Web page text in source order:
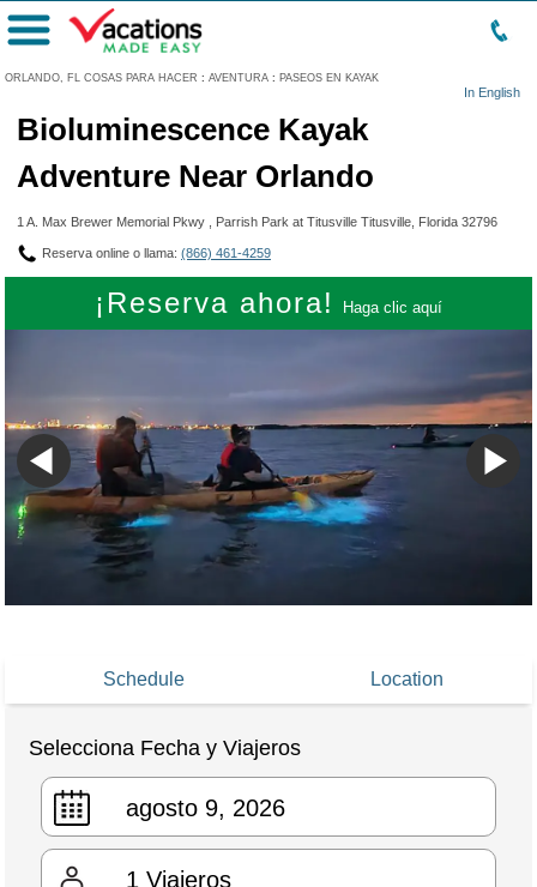
ORLANDO, FL COSAS PARA HACER : AVENTURA : PASEOS EN KAYAK
In English
Menú
Bioluminescence Kayak
Adventure Near Orlando
1 A. Max Brewer Memorial Pkwy , Parrish Park at Titusville Titusville, Florida 32796
Reserva online o llama: (866) 461-4259
¡Reserva ahora! Haga clic aquí
Schedule Location
Selecciona Fecha y Viajeros
1 Viajeros